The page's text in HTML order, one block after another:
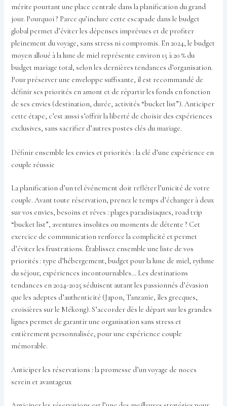
mérite pourtant une place centrale dans la planification du grand
jour. Pourquoi ? Parce qu’inclure cette escapade dans le budget
global permet d’éviter les dépenses imprévues et de profiter
pleinement du voyage, sans stress ni compromis. En 2024, le budget
moyen alloué à la lune de miel représente environ 15 à 20 % du
budget mariage total, selon les dernières tendances d’organisation.
Pour préserver une enveloppe suffisante, il est recommandé de
définir ses priorités en amont et de répartir les fonds en fonction
de ses envies (destination, durée, activités “bucket list”). Anticiper
cette étape, c’est aussi s’offrir la liberté de choisir des expériences
exclusives, sans sacrifier d’autres postes clés du mariage.
Définir ensemble les envies et priorités : la clé d’une expérience en
couple réussie
La planification d’un tel événement doit refléter l’unicité de votre
couple. Avant toute réservation, prenez le temps d’échanger à deux
sur vos envies, besoins et rêves : plages paradisiaques, road trip
“bucket list”, aventures insolites ou moments de détente ? Cet
exercice de communication renforce la complicité et permet
d’éviter les frustrations. Établissez ensemble une liste de vos
priorités : type d’hébergement, budget pour la lune de miel, rythme
du séjour, expériences incontournables… Les destinations
tendances en 2024-2025 séduisent autant les passionnés d’évasion
que les adeptes d’authenticité (Japon, Tanzanie, îles grecques,
croisières sur le Mékong). S’accorder dès le départ sur les grandes
lignes permet de garantir une organisation sans stress et
entièrement personnalisée, pour une expérience couple
mémorable.
Anticiper les réservations : la promesse d’un voyage de noces
serein et avantageux